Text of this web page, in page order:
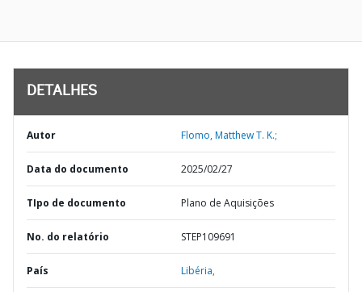
DETALHES
Autor Flomo, Matthew T. K.;
Data do documento 2025/02/27
TIpo de documento Plano de Aquisições
No. do relatório STEP109691
País Libéria,